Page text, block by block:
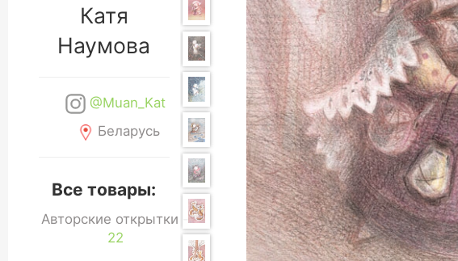
Катя
Наумова
@Muan_Kat
Беларусь
Все товары:
Авторские открытки -
22